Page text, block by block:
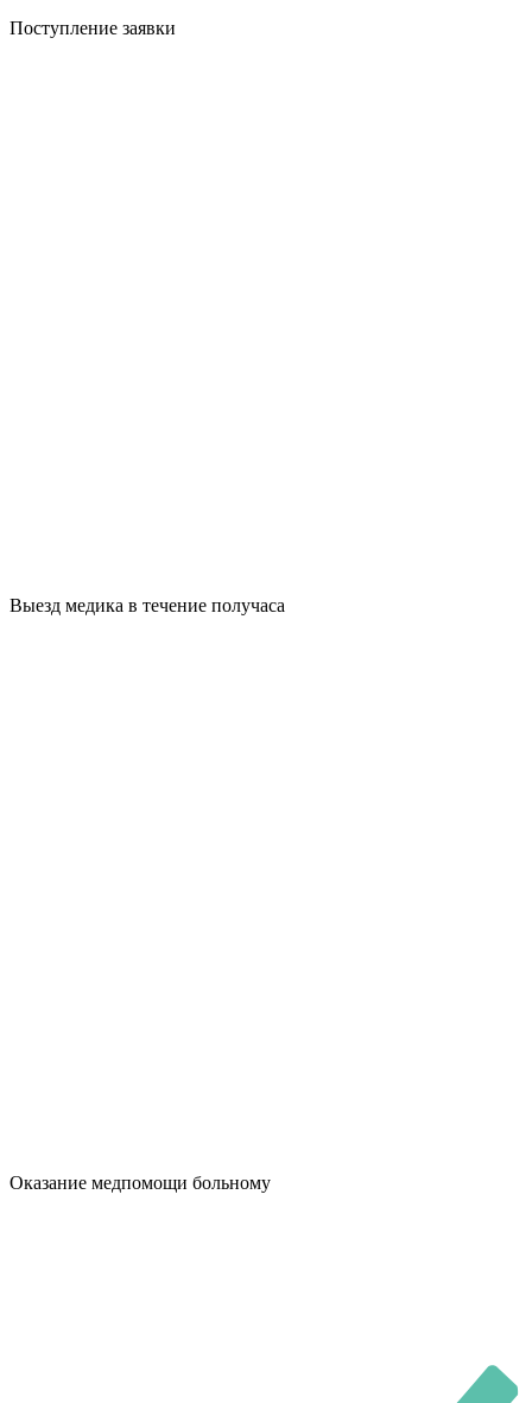
Поступление заявки
Выезд медика в течение получаса
Оказание медпомощи больному